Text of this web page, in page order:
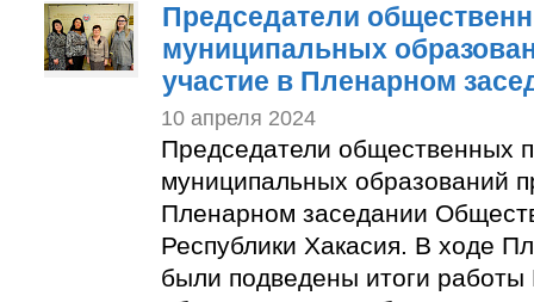
Председатели
муниципальных
участие в Пленарном
10 апреля 2024
Председатели общественных
муниципальных образований
Пленарном заседании
Республики Хакасия. В ходе
были подведены итоги работы